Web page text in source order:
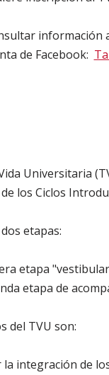
información
de Facebook:
Universitaria
los Ciclos
etapas:
etapa
etapa de
del TVU son:
la integración de